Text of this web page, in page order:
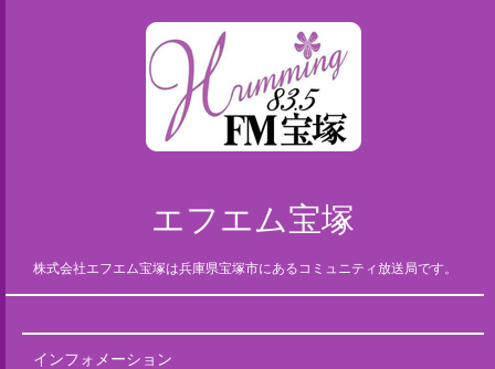
エフエム宝塚
株式会社エフエム宝塚は兵庫県宝塚市にあるコミュニティ放送局です。
インフォメーション